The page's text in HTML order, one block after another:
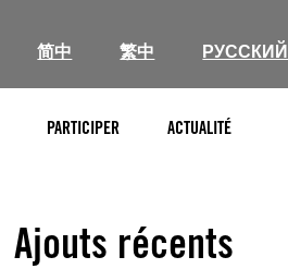
简中 繁中 РУССКИЙ
PARTICIPER ACTUALITÉ
Ajouts récents